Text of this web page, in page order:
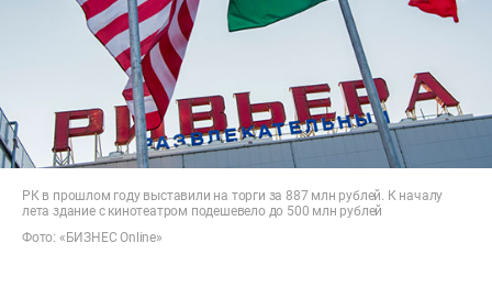
РК в прошлом году выставили на торги за 887 млн рублей. К началу
лета здание с кинотеатром подешевело до 500 млн рублей
Фото: «БИЗНЕС Online»